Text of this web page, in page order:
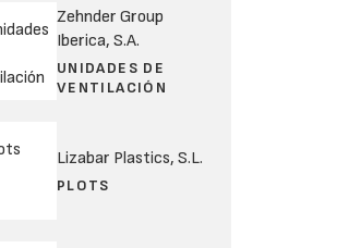
Zehnder Group
Iberica, S.A.
UNIDADES DE
VENTILACIÓN
Lizabar Plastics, S.L.
PLOTS